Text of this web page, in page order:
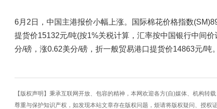
6月2日，中国主港报价小幅上涨。国际棉花价格指数
提货价15132元/吨(按1%关税计算，汇率按中国银行中间
分/磅，涨0.62美分/磅，折一般贸易港口提货价14863元/吨
【版权声明】秉承互联网开放、包容的精神，本网欢迎各方(自)媒体、机构转
尊重与保护知识产权，如发现本站文章存在版权问题，烦请将版权疑问、授权